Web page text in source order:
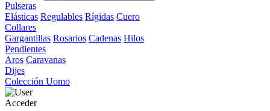
Pulseras
Elásticas Regulables Rígidas Cuero
Collares
Gargantillas Rosarios Cadenas Hilos
Pendientes
Aros Caravanas
Dijes
Colección Uomo
Acceder